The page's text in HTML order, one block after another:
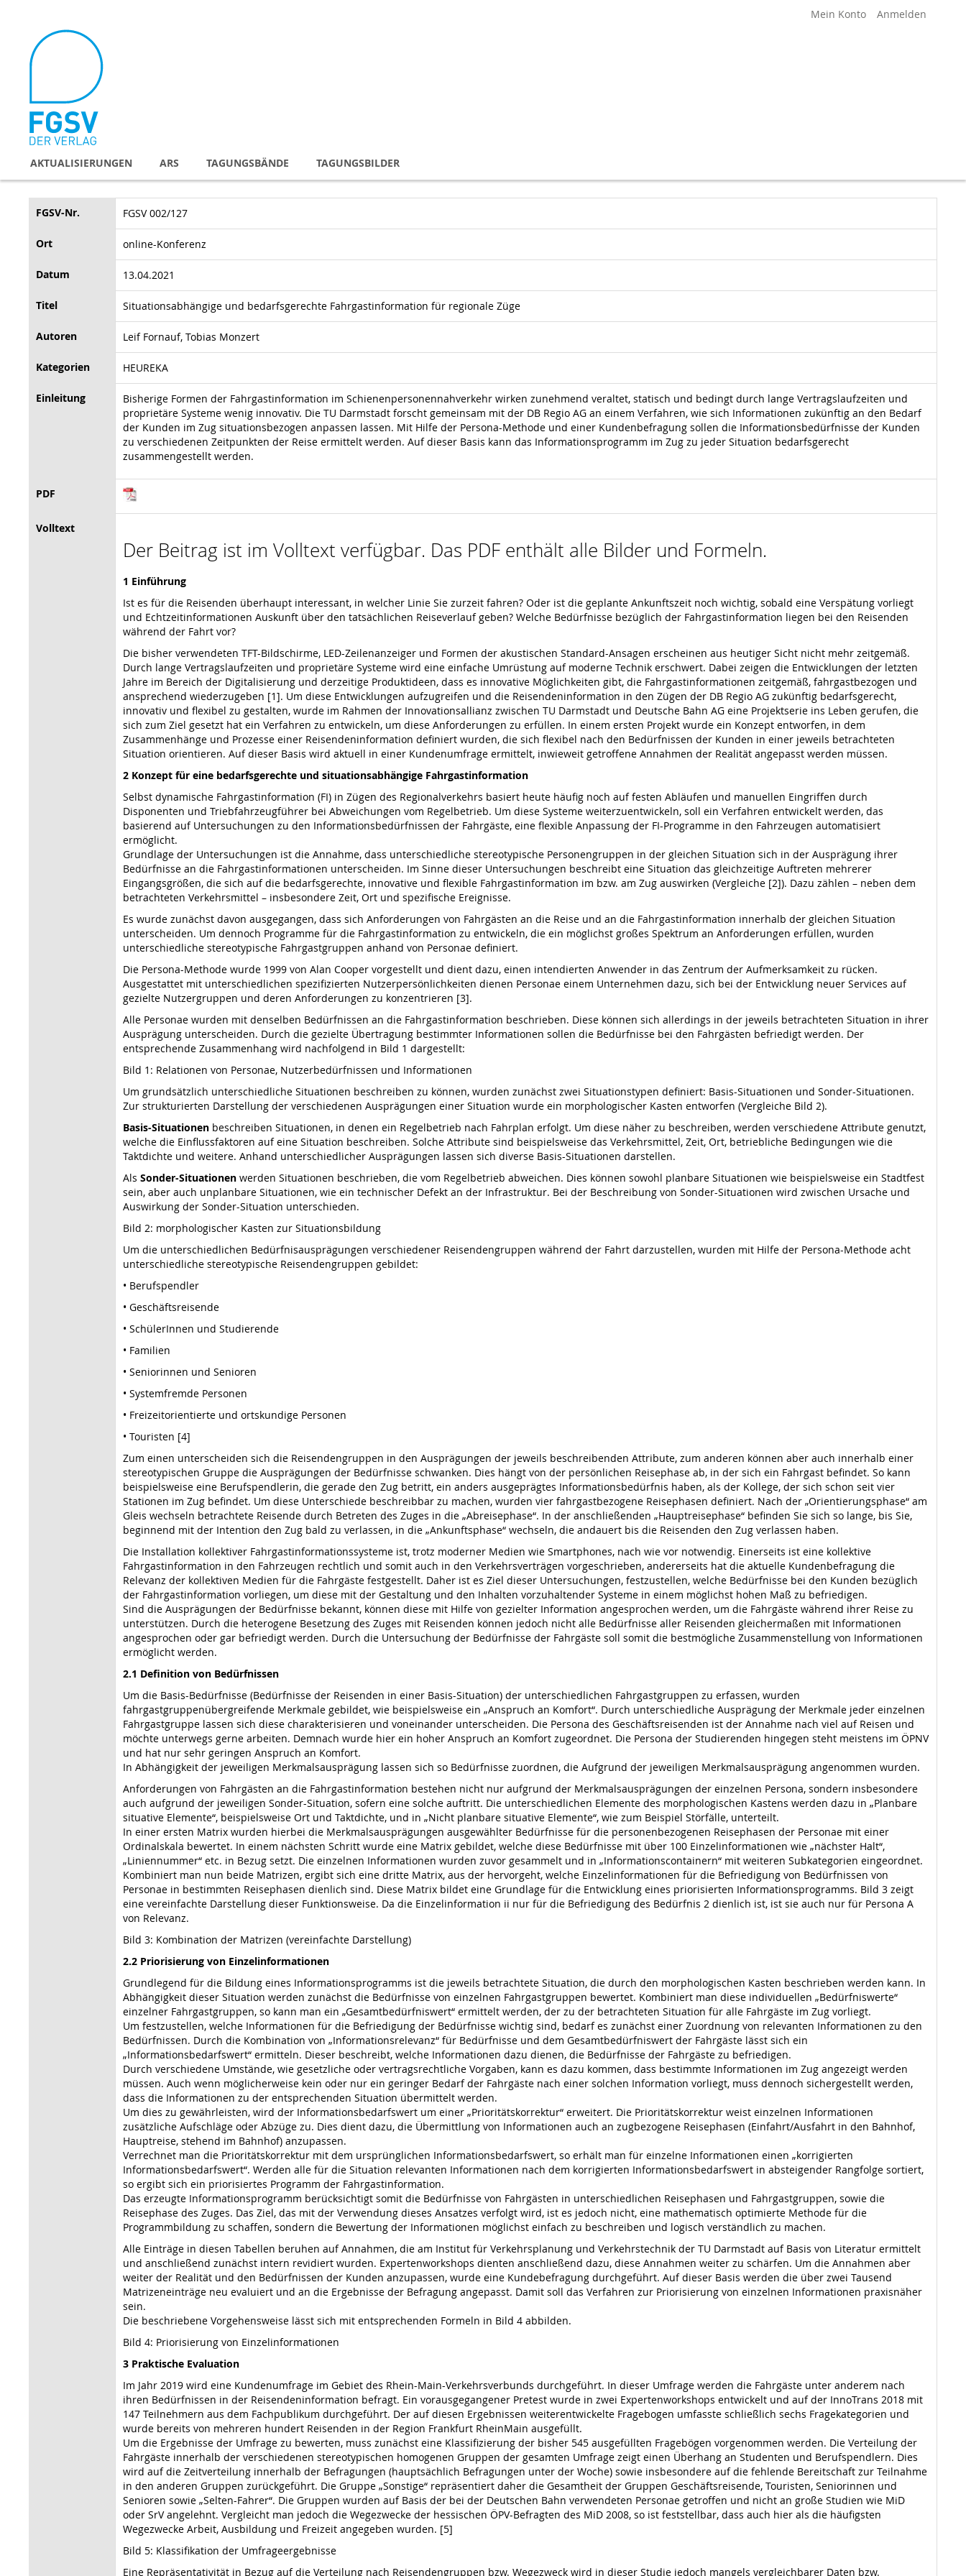
Mein Konto Anmelden
Inhalt
AKTUALISIERUNGEN ARS TAGUNGSBÄNDE TAGUNGSBILDER
FGSV-Nr. FGSV 002/127
Ort online-Konferenz
Datum 13.04.2021
Titel Situationsabhängige und bedarfsgerechte Fahrgastinformation für regionale Züge
Autoren Leif Fornauf, Tobias Monzert
Kategorien HEUREKA
Einleitung
Bisherige Formen der Fahrgastinformation im Schienenpersonennahverkehr wirken zunehmend veraltet, statisch und bedingt durch lange Vertragslaufzeiten und
proprietäre Systeme wenig innovativ. Die TU Darmstadt forscht gemeinsam mit der DB Regio AG an einem Verfahren, wie sich Informationen zukünftig an den Bedarf
der Kunden im Zug situationsbezogen anpassen lassen. Mit Hilfe der Persona-Methode und einer Kundenbefragung sollen die Informationsbedürfnisse der Kunden
zu verschiedenen Zeitpunkten der Reise ermittelt werden. Auf dieser Basis kann das Informationsprogramm im Zug zu jeder Situation bedarfsgerecht
zusammengestellt werden.
PDF
Volltext
Der Beitrag ist im Volltext verfügbar. Das PDF enthält alle Bilder und Formeln.
1 Einführung
Ist es für die Reisenden überhaupt interessant, in welcher Linie Sie zurzeit fahren? Oder ist die geplante Ankunftszeit noch wichtig, sobald eine Verspätung vorliegt
und Echtzeitinformationen Auskunft über den tatsächlichen Reiseverlauf geben? Welche Bedürfnisse bezüglich der Fahrgastinformation liegen bei den Reisenden
während der Fahrt vor?
Die bisher verwendeten TFT-Bildschirme, LED-Zeilenanzeiger und Formen der akustischen Standard-Ansagen erscheinen aus heutiger Sicht nicht mehr zeitgemäß.
Durch lange Vertragslaufzeiten und proprietäre Systeme wird eine einfache Umrüstung auf moderne Technik erschwert. Dabei zeigen die Entwicklungen der letzten
Jahre im Bereich der Digitalisierung und derzeitige Produktideen, dass es innovative Möglichkeiten gibt, die Fahrgastinformationen zeitgemäß, fahrgastbezogen und
ansprechend wiederzugeben [1]. Um diese Entwicklungen aufzugreifen und die Reisendeninformation in den Zügen der DB Regio AG zukünftig bedarfsgerecht,
innovativ und flexibel zu gestalten, wurde im Rahmen der Innovationsallianz zwischen TU Darmstadt und Deutsche Bahn AG eine Projektserie ins Leben gerufen, die
sich zum Ziel gesetzt hat ein Verfahren zu entwickeln, um diese Anforderungen zu erfüllen. In einem ersten Projekt wurde ein Konzept entworfen, in dem
Zusammenhänge und Prozesse einer Reisendeninformation definiert wurden, die sich flexibel nach den Bedürfnissen der Kunden in einer jeweils betrachteten
Situation orientieren. Auf dieser Basis wird aktuell in einer Kundenumfrage ermittelt, inwieweit getroffene Annahmen der Realität angepasst werden müssen.
2 Konzept für eine bedarfsgerechte und situationsabhängige Fahrgastinformation
Selbst dynamische Fahrgastinformation (FI) in Zügen des Regionalverkehrs basiert heute häufig noch auf festen Abläufen und manuellen Eingriffen durch
Disponenten und Triebfahrzeugführer bei Abweichungen vom Regelbetrieb. Um diese Systeme weiterzuentwickeln, soll ein Verfahren entwickelt werden, das
basierend auf Untersuchungen zu den Informationsbedürfnissen der Fahrgäste, eine flexible Anpassung der FI-Programme in den Fahrzeugen automatisiert
ermöglicht.
Grundlage der Untersuchungen ist die Annahme, dass unterschiedliche stereotypische Personengruppen in der gleichen Situation sich in der Ausprägung ihrer
Bedürfnisse an die Fahrgastinformationen unterscheiden. Im Sinne dieser Untersuchungen beschreibt eine Situation das gleichzeitige Auftreten mehrerer
Eingangsgrößen, die sich auf die bedarfsgerechte, innovative und flexible Fahrgastinformation im bzw. am Zug auswirken (Vergleiche [2]). Dazu zählen – neben dem
betrachteten Verkehrsmittel – insbesondere Zeit, Ort und spezifische Ereignisse.
Es wurde zunächst davon ausgegangen, dass sich Anforderungen von Fahrgästen an die Reise und an die Fahrgastinformation innerhalb der gleichen Situation
unterscheiden. Um dennoch Programme für die Fahrgastinformation zu entwickeln, die ein möglichst großes Spektrum an Anforderungen erfüllen, wurden
unterschiedliche stereotypische Fahrgastgruppen anhand von Personae definiert.
Die Persona-Methode wurde 1999 von Alan Cooper vorgestellt und dient dazu, einen intendierten Anwender in das Zentrum der Aufmerksamkeit zu rücken.
Ausgestattet mit unterschiedlichen spezifizierten Nutzerpersönlichkeiten dienen Personae einem Unternehmen dazu, sich bei der Entwicklung neuer Services auf
gezielte Nutzergruppen und deren Anforderungen zu konzentrieren [3].
Alle Personae wurden mit denselben Bedürfnissen an die Fahrgastinformation beschrieben. Diese können sich allerdings in der jeweils betrachteten Situation in ihrer
Ausprägung unterscheiden. Durch die gezielte Übertragung bestimmter Informationen sollen die Bedürfnisse bei den Fahrgästen befriedigt werden. Der
entsprechende Zusammenhang wird nachfolgend in Bild 1 dargestellt:
Bild 1: Relationen von Personae, Nutzerbedürfnissen und Informationen
Um grundsätzlich unterschiedliche Situationen beschreiben zu können, wurden zunächst zwei Situationstypen definiert: Basis-Situationen und Sonder-Situationen.
Zur strukturierten Darstellung der verschiedenen Ausprägungen einer Situation wurde ein morphologischer Kasten entworfen (Vergleiche Bild 2).
Basis-Situationen beschreiben Situationen, in denen ein Regelbetrieb nach Fahrplan erfolgt. Um diese näher zu beschreiben, werden verschiedene Attribute genutzt,
welche die Einflussfaktoren auf eine Situation beschreiben. Solche Attribute sind beispielsweise das Verkehrsmittel, Zeit, Ort, betriebliche Bedingungen wie die
Taktdichte und weitere. Anhand unterschiedlicher Ausprägungen lassen sich diverse Basis-Situationen darstellen.
Als Sonder-Situationen werden Situationen beschrieben, die vom Regelbetrieb abweichen. Dies können sowohl planbare Situationen wie beispielsweise ein Stadtfest
sein, aber auch unplanbare Situationen, wie ein technischer Defekt an der Infrastruktur. Bei der Beschreibung von Sonder-Situationen wird zwischen Ursache und
Auswirkung der Sonder-Situation unterschieden.
Bild 2: morphologischer Kasten zur Situationsbildung
Um die unterschiedlichen Bedürfnisausprägungen verschiedener Reisendengruppen während der Fahrt darzustellen, wurden mit Hilfe der Persona-Methode acht
unterschiedliche stereotypische Reisendengruppen gebildet:
• Berufspendler
• Geschäftsreisende
• SchülerInnen und Studierende
• Familien
• Seniorinnen und Senioren
• Systemfremde Personen
• Freizeitorientierte und ortskundige Personen
• Touristen [4]
Zum einen unterscheiden sich die Reisendengruppen in den Ausprägungen der jeweils beschreibenden Attribute, zum anderen können aber auch innerhalb einer
stereotypischen Gruppe die Ausprägungen der Bedürfnisse schwanken. Dies hängt von der persönlichen Reisephase ab, in der sich ein Fahrgast befindet. So kann
beispielsweise eine Berufspendlerin, die gerade den Zug betritt, ein anders ausgeprägtes Informationsbedürfnis haben, als der Kollege, der sich schon seit vier
Stationen im Zug befindet. Um diese Unterschiede beschreibbar zu machen, wurden vier fahrgastbezogene Reisephasen definiert. Nach der „Orientierungsphase“ am
Gleis wechseln betrachtete Reisende durch Betreten des Zuges in die „Abreisephase“. In der anschließenden „Hauptreisephase“ befinden Sie sich so lange, bis Sie,
beginnend mit der Intention den Zug bald zu verlassen, in die „Ankunftsphase“ wechseln, die andauert bis die Reisenden den Zug verlassen haben.
Die Installation kollektiver Fahrgastinformationssysteme ist, trotz moderner Medien wie Smartphones, nach wie vor notwendig. Einerseits ist eine kollektive
Fahrgastinformation in den Fahrzeugen rechtlich und somit auch in den Verkehrsverträgen vorgeschrieben, andererseits hat die aktuelle Kundenbefragung die
Relevanz der kollektiven Medien für die Fahrgäste festgestellt. Daher ist es Ziel dieser Untersuchungen, festzustellen, welche Bedürfnisse bei den Kunden bezüglich
der Fahrgastinformation vorliegen, um diese mit der Gestaltung und den Inhalten vorzuhaltender Systeme in einem möglichst hohen Maß zu befriedigen.
Sind die Ausprägungen der Bedürfnisse bekannt, können diese mit Hilfe von gezielter Information angesprochen werden, um die Fahrgäste während ihrer Reise zu
unterstützen. Durch die heterogene Besetzung des Zuges mit Reisenden können jedoch nicht alle Bedürfnisse aller Reisenden gleichermaßen mit Informationen
angesprochen oder gar befriedigt werden. Durch die Untersuchung der Bedürfnisse der Fahrgäste soll somit die bestmögliche Zusammenstellung von Informationen
ermöglicht werden.
2.1 Definition von Bedürfnissen
Um die Basis-Bedürfnisse (Bedürfnisse der Reisenden in einer Basis-Situation) der unterschiedlichen Fahrgastgruppen zu erfassen, wurden
fahrgastgruppenübergreifende Merkmale gebildet, wie beispielsweise ein „Anspruch an Komfort“. Durch unterschiedliche Ausprägung der Merkmale jeder einzelnen
Fahrgastgruppe lassen sich diese charakterisieren und voneinander unterscheiden. Die Persona des Geschäftsreisenden ist der Annahme nach viel auf Reisen und
möchte unterwegs gerne arbeiten. Demnach wurde hier ein hoher Anspruch an Komfort zugeordnet. Die Persona der Studierenden hingegen steht meistens im ÖPNV
und hat nur sehr geringen Anspruch an Komfort.
In Abhängigkeit der jeweiligen Merkmalsausprägung lassen sich so Bedürfnisse zuordnen, die Aufgrund der jeweiligen Merkmalsausprägung angenommen wurden.
Anforderungen von Fahrgästen an die Fahrgastinformation bestehen nicht nur aufgrund der Merkmalsausprägungen der einzelnen Persona, sondern insbesondere
auch aufgrund der jeweiligen Sonder-Situation, sofern eine solche auftritt. Die unterschiedlichen Elemente des morphologischen Kastens werden dazu in „Planbare
situative Elemente“, beispielsweise Ort und Taktdichte, und in „Nicht planbare situative Elemente“, wie zum Beispiel Störfälle, unterteilt.
In einer ersten Matrix wurden hierbei die Merkmalsausprägungen ausgewählter Bedürfnisse für die personenbezogenen Reisephasen der Personae mit einer
Ordinalskala bewertet. In einem nächsten Schritt wurde eine Matrix gebildet, welche diese Bedürfnisse mit über 100 Einzelinformationen wie „nächster Halt“,
„Liniennummer“ etc. in Bezug setzt. Die einzelnen Informationen wurden zuvor gesammelt und in „Informationscontainern“ mit weiteren Subkategorien eingeordnet.
Kombiniert man nun beide Matrizen, ergibt sich eine dritte Matrix, aus der hervorgeht, welche Einzelinformationen für die Befriedigung von Bedürfnissen von
Personae in bestimmten Reisephasen dienlich sind. Diese Matrix bildet eine Grundlage für die Entwicklung eines priorisierten Informationsprogramms. Bild 3 zeigt
eine vereinfachte Darstellung dieser Funktionsweise. Da die Einzelinformation ii nur für die Befriedigung des Bedürfnis 2 dienlich ist, ist sie auch nur für Persona A
von Relevanz.
Bild 3: Kombination der Matrizen (vereinfachte Darstellung)
2.2 Priorisierung von Einzelinformationen
Grundlegend für die Bildung eines Informationsprogramms ist die jeweils betrachtete Situation, die durch den morphologischen Kasten beschrieben werden kann. In
Abhängigkeit dieser Situation werden zunächst die Bedürfnisse von einzelnen Fahrgastgruppen bewertet. Kombiniert man diese individuellen „Bedürfniswerte“
einzelner Fahrgastgruppen, so kann man ein „Gesamtbedürfniswert“ ermittelt werden, der zu der betrachteten Situation für alle Fahrgäste im Zug vorliegt.
Um festzustellen, welche Informationen für die Befriedigung der Bedürfnisse wichtig sind, bedarf es zunächst einer Zuordnung von relevanten Informationen zu den
Bedürfnissen. Durch die Kombination von „Informationsrelevanz“ für Bedürfnisse und dem Gesamtbedürfniswert der Fahrgäste lässt sich ein
„Informationsbedarfswert“ ermitteln. Dieser beschreibt, welche Informationen dazu dienen, die Bedürfnisse der Fahrgäste zu befriedigen.
Durch verschiedene Umstände, wie gesetzliche oder vertragsrechtliche Vorgaben, kann es dazu kommen, dass bestimmte Informationen im Zug angezeigt werden
müssen. Auch wenn möglicherweise kein oder nur ein geringer Bedarf der Fahrgäste nach einer solchen Information vorliegt, muss dennoch sichergestellt werden,
dass die Informationen zu der entsprechenden Situation übermittelt werden.
Um dies zu gewährleisten, wird der Informationsbedarfswert um einer „Prioritätskorrektur“ erweitert. Die Prioritätskorrektur weist einzelnen Informationen
zusätzliche Aufschläge oder Abzüge zu. Dies dient dazu, die Übermittlung von Informationen auch an zugbezogene Reisephasen (Einfahrt/Ausfahrt in den Bahnhof,
Hauptreise, stehend im Bahnhof) anzupassen.
Verrechnet man die Prioritätskorrektur mit dem ursprünglichen Informationsbedarfswert, so erhält man für einzelne Informationen einen „korrigierten
Informationsbedarfswert“. Werden alle für die Situation relevanten Informationen nach dem korrigierten Informationsbedarfswert in absteigender Rangfolge sortiert,
so ergibt sich ein priorisiertes Programm der Fahrgastinformation.
Das erzeugte Informationsprogramm berücksichtigt somit die Bedürfnisse von Fahrgästen in unterschiedlichen Reisephasen und Fahrgastgruppen, sowie die
Reisephase des Zuges. Das Ziel, das mit der Verwendung dieses Ansatzes verfolgt wird, ist es jedoch nicht, eine mathematisch optimierte Methode für die
Programmbildung zu schaffen, sondern die Bewertung der Informationen möglichst einfach zu beschreiben und logisch verständlich zu machen.
Alle Einträge in diesen Tabellen beruhen auf Annahmen, die am Institut für Verkehrsplanung und Verkehrstechnik der TU Darmstadt auf Basis von Literatur ermittelt
und anschließend zunächst intern revidiert wurden. Expertenworkshops dienten anschließend dazu, diese Annahmen weiter zu schärfen. Um die Annahmen aber
weiter der Realität und den Bedürfnissen der Kunden anzupassen, wurde eine Kundebefragung durchgeführt. Auf dieser Basis werden die über zwei Tausend
Matrizeneinträge neu evaluiert und an die Ergebnisse der Befragung angepasst. Damit soll das Verfahren zur Priorisierung von einzelnen Informationen praxisnäher
sein.
Die beschriebene Vorgehensweise lässt sich mit entsprechenden Formeln in Bild 4 abbilden.
Bild 4: Priorisierung von Einzelinformationen
3 Praktische Evaluation
Im Jahr 2019 wird eine Kundenumfrage im Gebiet des Rhein-Main-Verkehrsverbunds durchgeführt. In dieser Umfrage werden die Fahrgäste unter anderem nach
ihren Bedürfnissen in der Reisendeninformation befragt. Ein vorausgegangener Pretest wurde in zwei Expertenworkshops entwickelt und auf der InnoTrans 2018 mit
147 Teilnehmern aus dem Fachpublikum durchgeführt. Der auf diesen Ergebnissen weiterentwickelte Fragebogen umfasste schließlich sechs Fragekategorien und
wurde bereits von mehreren hundert Reisenden in der Region Frankfurt RheinMain ausgefüllt.
Um die Ergebnisse der Umfrage zu bewerten, muss zunächst eine Klassifizierung der bisher 545 ausgefüllten Fragebögen vorgenommen werden. Die Verteilung der
Fahrgäste innerhalb der verschiedenen stereotypischen homogenen Gruppen der gesamten Umfrage zeigt einen Überhang an Studenten und Berufspendlern. Dies
wird auf die Zeitverteilung innerhalb der Befragungen (hauptsächlich Befragungen unter der Woche) sowie insbesondere auf die fehlende Bereitschaft zur Teilnahme
in den anderen Gruppen zurückgeführt. Die Gruppe „Sonstige“ repräsentiert daher die Gesamtheit der Gruppen Geschäftsreisende, Touristen, Seniorinnen und
Senioren sowie „Selten-Fahrer“. Die Gruppen wurden auf Basis der bei der Deutschen Bahn verwendeten Personae getroffen und nicht an große Studien wie MiD
oder SrV angelehnt. Vergleicht man jedoch die Wegezwecke der hessischen ÖPV-Befragten des MiD 2008, so ist feststellbar, dass auch hier als die häufigsten
Wegezwecke Arbeit, Ausbildung und Freizeit angegeben wurden. [5]
Bild 5: Klassifikation der Umfrageergebnisse
Eine Repräsentativität in Bezug auf die Verteilung nach Reisendengruppen bzw. Wegezweck wird in dieser Studie jedoch mangels vergleichbarer Daten bzw.